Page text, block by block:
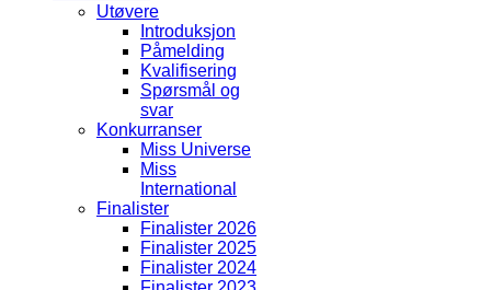
Utøvere
Introduksjon
Påmelding
Kvalifisering
Spørsmål og
svar
Konkurranser
Miss Universe
Miss
International
Finalister
Finalister 2026
Finalister 2025
Finalister 2024